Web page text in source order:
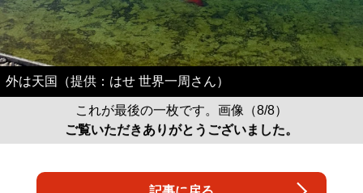
外は天国（提供：はせ 世界一周さん）
これが最後の一枚です。画像（8/8）
ご覧いただきありがとうございました。